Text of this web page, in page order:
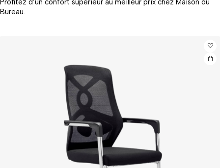
Profitez d’un confort supérieur au meilleur prix chez Maison du
Bureau.